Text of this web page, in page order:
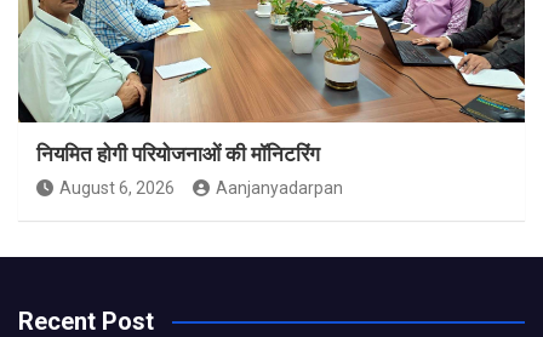
नियमित होगी परियोजनाओं की मॉनिटरिंग
August 6, 2026 Aanjanyadarpan
Recent Post